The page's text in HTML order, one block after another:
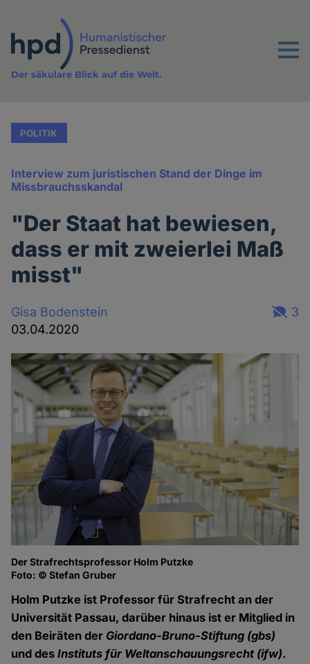
Inhalt
Menu
Der säkulare Blick auf die Welt.
POLITIK
Interview zum juristischen Stand der Dinge im
Missbrauchsskandal
"Der Staat hat bewiesen,
dass er mit zweierlei Maß
misst"
Gisa Bodenstein
03.04.2020
3
Der Strafrechtsprofessor Holm Putzke
Foto: © Stefan Gruber
Holm Putzke ist Professor für Strafrecht an der
Universität Passau, darüber hinaus ist er Mitglied in
den Beiräten der Giordano-Bruno-Stiftung (gbs)
und desInstituts für Weltanschauungsrecht (ifw).